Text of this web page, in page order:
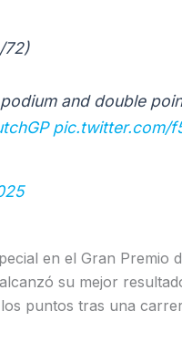
72)
and double
pic.twitter.com/
en el Gran Premio
su mejor
puntos tras una